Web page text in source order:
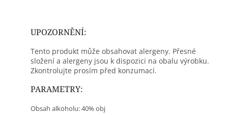
UPOZORNĚNÍ:
Tento produkt může obsahovat alergeny. Přesné
složení a alergeny jsou k dispozici na obalu výrobku.
Zkontrolujte prosím před konzumací.
PARAMETRY:
Obsah alkoholu: 40% obj